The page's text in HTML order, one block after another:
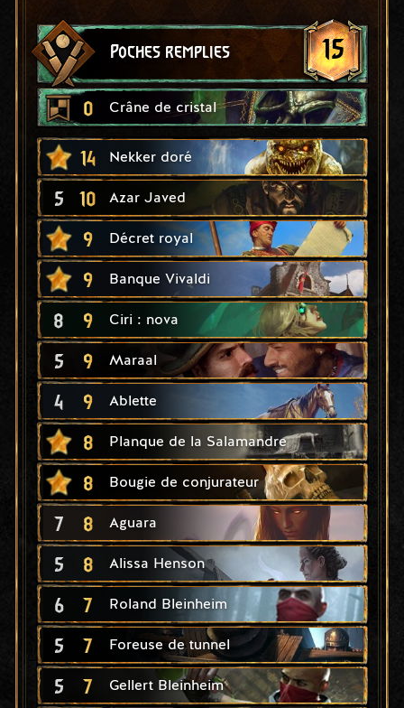
Poches remplies 15
0 Crâne de cristal
14 Nekker doré
5 10 Azar Javed
9 Décret royal
9 Banque Vivaldi
8 9 Ciri : nova
5 9 Maraal
4 9 Ablette
8 Planque de la Salamandre
8 Bougie de conjurateur
7 8 Aguara
5 8 Alissa Henson
6 7 Roland Bleinheim
5 7 Foreuse de tunnel
5 7 Gellert Bleinheim